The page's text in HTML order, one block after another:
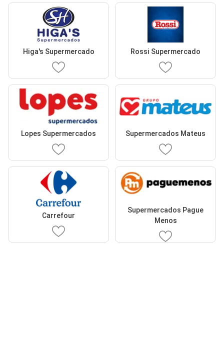
Higa's Supermercado Rossi Supermercado
Lopes Supermercados Supermercados Mateus
Carrefour
Supermercados Pague
Menos